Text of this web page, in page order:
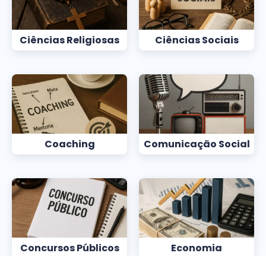
Ciências Religiosas Ciências Sociais
Coaching Comunicação Social
Concursos Públicos Economia